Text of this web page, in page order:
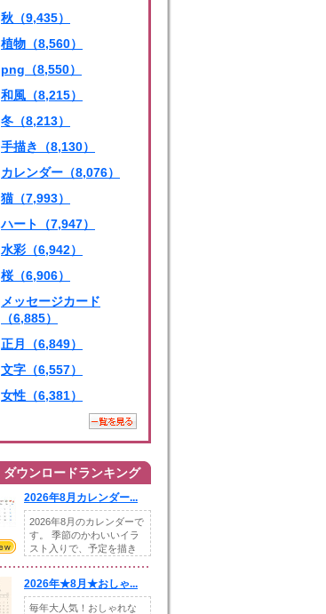
秋（9,435）
植物（8,560）
png（8,550）
和風（8,215）
冬（8,213）
手描き（8,130）
カレンダー（8,076）
猫（7,993）
ハート（7,947）
水彩（6,942）
桜（6,906）
メッセージカード
（6,885）
正月（6,849）
文字（6,557）
女性（6,381）
ダウンロードランキング
2026年8月カレンダー...
2026年8月のカレンダーで
す。 季節のかわいいイラ
スト入りで、予定を描き
2026年★8月★おしゃ...
毎年大人気！おしゃれな